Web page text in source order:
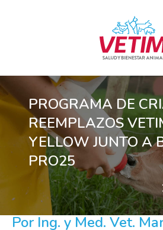
PROGRAMA DE
REEMPLAZOS
YELLOW JUNTO A
PRO25
Por Ing. y Med. Vet.